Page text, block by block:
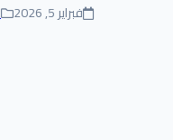
فبراير 5, 2026